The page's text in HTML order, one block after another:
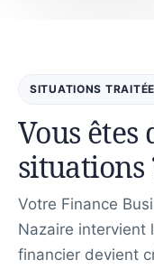
SITUATIONS
Vous êtes
situations
Votre Finance
Nazaire intervient
financier devient